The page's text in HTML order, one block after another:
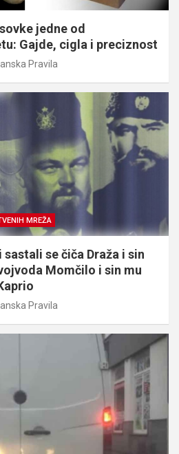
jedne od
Gajde, cigla i preciznost
Pravila
MREŽA
se čiča Draža i sin
Momčilo i sin mu
Pravila